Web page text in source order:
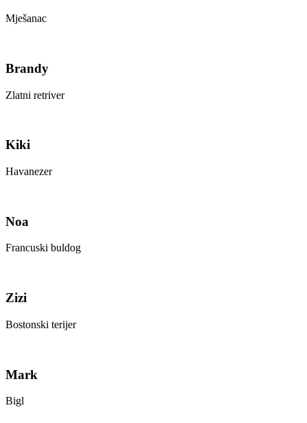
Mješanac
Brandy
Zlatni retriver
Kiki
Havanezer
Noa
Francuski buldog
Zizi
Bostonski terijer
Mark
Bigl